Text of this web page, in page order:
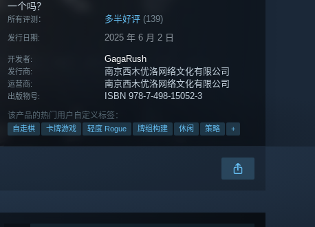
一个吗？
所有评测： 多半好评 (139)
发行日期: 2025 年 6 月 2 日
开发者: GagaRush
发行商: 南京西木优洛网络文化有限公司
运营商: 南京西木优洛网络文化有限公司
出版物号: ISBN 978-7-498-15052-3
该产品的热门用户自定义标签：
自走棋 卡牌游戏 轻度 Rogue 牌组构建 休闲 策略 +